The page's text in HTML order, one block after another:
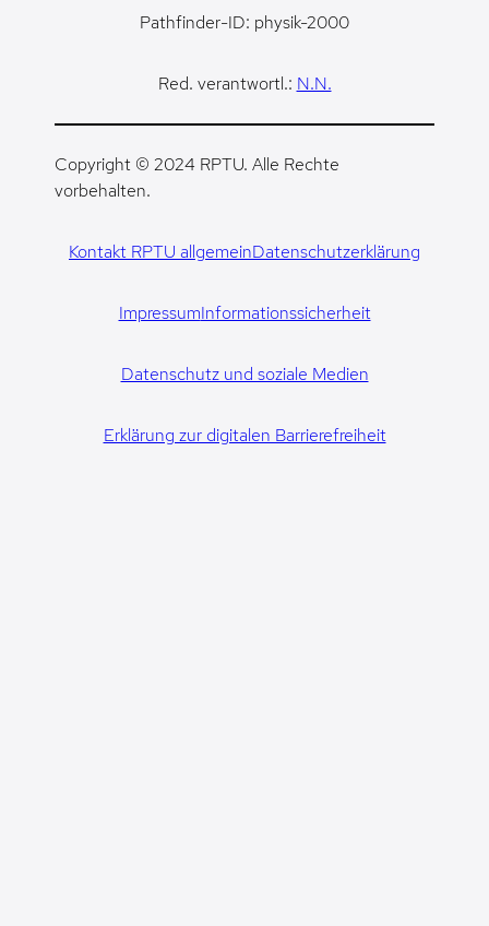
Pathfinder-ID: physik-2000
Red. verantwortl.: N.N.
Copyright © 2024 RPTU. Alle Rechte
vorbehalten.
Kontakt RPTU allgemeinDatenschutzerklärung
ImpressumInformationssicherheit
Datenschutz und soziale Medien
Erklärung zur digitalen Barrierefreiheit